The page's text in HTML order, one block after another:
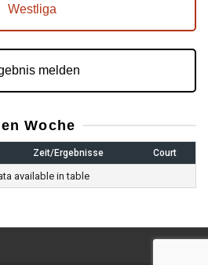
Westliga
melden
Woche
Zeit/Ergebnisse Court
available in table